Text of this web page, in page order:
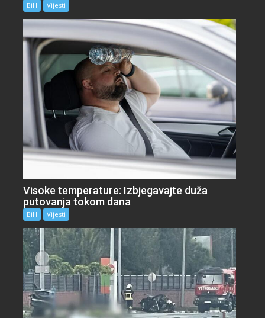
BiH Vijesti
Visoke temperature: Izbjegavajte duža
putovanja tokom dana
BiH Vijesti